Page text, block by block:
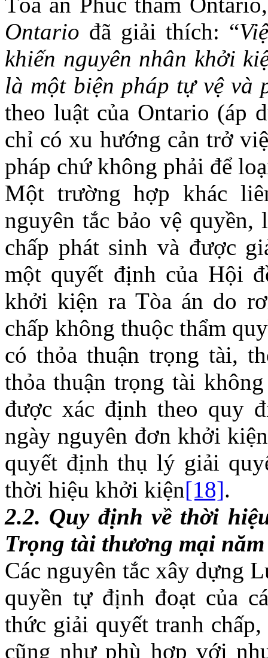
Ontario đã giải thích: “V
khiến nguyên nhân khởi
là một biện pháp tự vệ và
theo luật của Ontario (áp
chỉ có xu hướng cản trở
pháp chứ không phải để
Một trường hợp khác
nguyên tắc bảo vệ
chấp phát sinh và được
một quyết định của Hội
khởi kiện ra Tòa án do
chấp không thuộc thẩm
có thỏa thuận trọng tài,
thỏa thuận trọng tài
được xác định theo quy
ngày nguyên đơn khởi
quyết định thụ lý giải
thời hiệu khởi kiện[18].
2.2. Quy định về thời
Trọng tài thương mại
Các nguyên tắc xây dựng
quyền tự định đoạt của
thức giải quyết tranh
cũng như phù hợp với